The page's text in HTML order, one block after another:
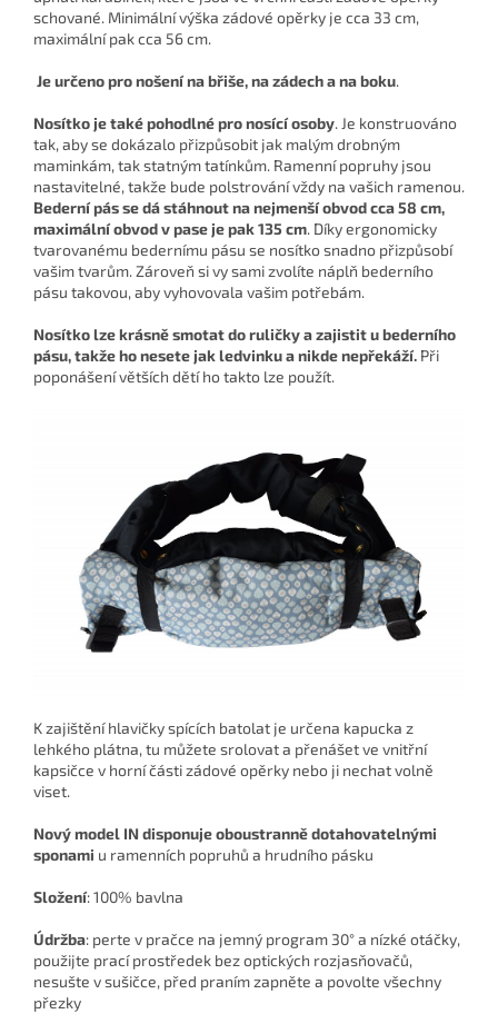
schované. Minimální výška zádové opěrky je cca 33 cm,
maximální pak cca 56 cm.
Je určeno pro nošení na břiše, na zádech a na boku.
Nosítko je taképohodlné pro nosící osoby. Je konstruováno
tak, aby se dokázalo přizpůsobit jak malým drobným
maminkám, tak statným tatínkům. Ramenní popruhy jsou
nastavitelné, takže bude polstrování vždy na vašich ramenou.
Bederní pás se dá stáhnout na nejmenší obvod cca 58 cm,
maximální obvod v pase je pak 135 cm. Díky ergonomicky
tvarovanému bedernímu pásu se nosítko snadno přizpůsobí
vašim tvarům. Zároveň si vy sami zvolíte náplň bederního
pásu takovou, aby vyhovovala vašim potřebám.
Nosítko lze krásně smotat do ruličky a zajistit u bederního
pásu, takže ho nesete jak ledvinku a nikde nepřekáží. Při
poponášení větších dětí ho takto lze použít.
K zajištění hlavičky spících batolat je určena kapucka z
lehkého plátna, tu můžete srolovat a přenášet ve vnitřní
kapsičce v horní části zádové opěrky nebo ji nechat volně
viset.
Nový model IN disponuje oboustranně dotahovatelnými
sponami u ramenních popruhů a hrudního pásku
Složení:100% bavlna
Údržba: perte v pračce na jemný program 30° a nízké otáčky,
použijte prací prostředek bez optických rozjasňovačů,
nesušte v sušičce, před praním zapněte a povolte všechny
přezky